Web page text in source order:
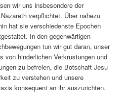
wir uns insbesondere der
verpflichtet. Über nahezu
hat sie verschiedenste Epochen
In den gegenwärtigen
tun wir gut daran, unser
von hinderlichen Verkrustungen und
zu befreien, die Botschaft Jesu
zu verstehen und unsere
konsequent an ihr auszurichten.